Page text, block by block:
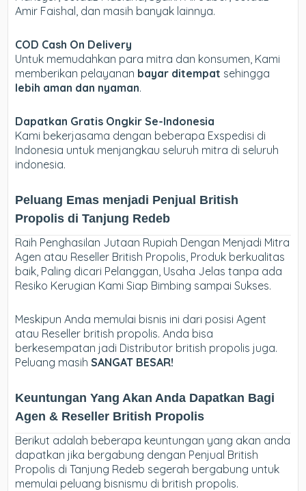
Amir Faishal, dan masih banyak lainnya.
COD Cash On Delivery
Untuk memudahkan para mitra dan konsumen, Kami
memberikan pelayanan bayar ditempat sehingga
lebih aman dan nyaman.
Dapatkan Gratis Ongkir Se-Indonesia
Kami bekerjasama dengan beberapa Exspedisi di
Indonesia untuk menjangkau seluruh mitra di seluruh
indonesia.
Peluang Emas menjadi Penjual British
Propolis di Tanjung Redeb
Raih Penghasilan Jutaan Rupiah Dengan Menjadi Mitra
Agen atau Reseller British Propolis, Produk berkualitas
baik, Paling dicari Pelanggan, Usaha Jelas tanpa ada
Resiko Kerugian Kami Siap Bimbing sampai Sukses.
Meskipun Anda memulai bisnis ini dari posisi Agent
atau Reseller british propolis. Anda bisa
berkesempatan jadi Distributor british propolis juga.
Peluang masihSANGAT BESAR!
Keuntungan Yang Akan Anda Dapatkan Bagi
Agen & Reseller British Propolis
Berikut adalah beberapa keuntungan yang akan anda
dapatkan jika bergabung dengan Penjual British
Propolis di Tanjung Redeb segerah bergabung untuk
memulai peluang bisnismu di british propolis.